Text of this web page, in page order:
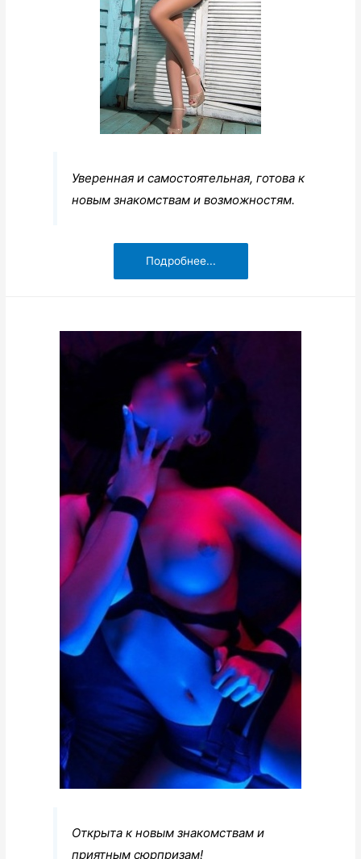
Уверенная и самостоятельная, готова к
новым знакомствам и возможностям.
Открыта к новым знакомствам и
приятным сюрпризам!